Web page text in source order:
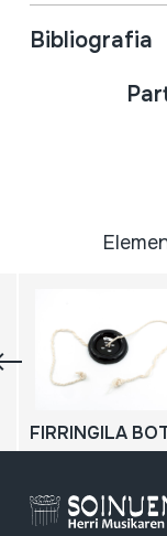
Bibliografia
FIRRINGILA